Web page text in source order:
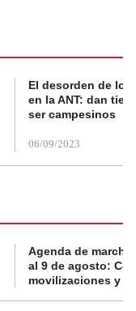
El desorden de
en la ANT: dan
ser campesinos
06/09/2023
Agenda de
al 9 de agosto:
movilizaciones y